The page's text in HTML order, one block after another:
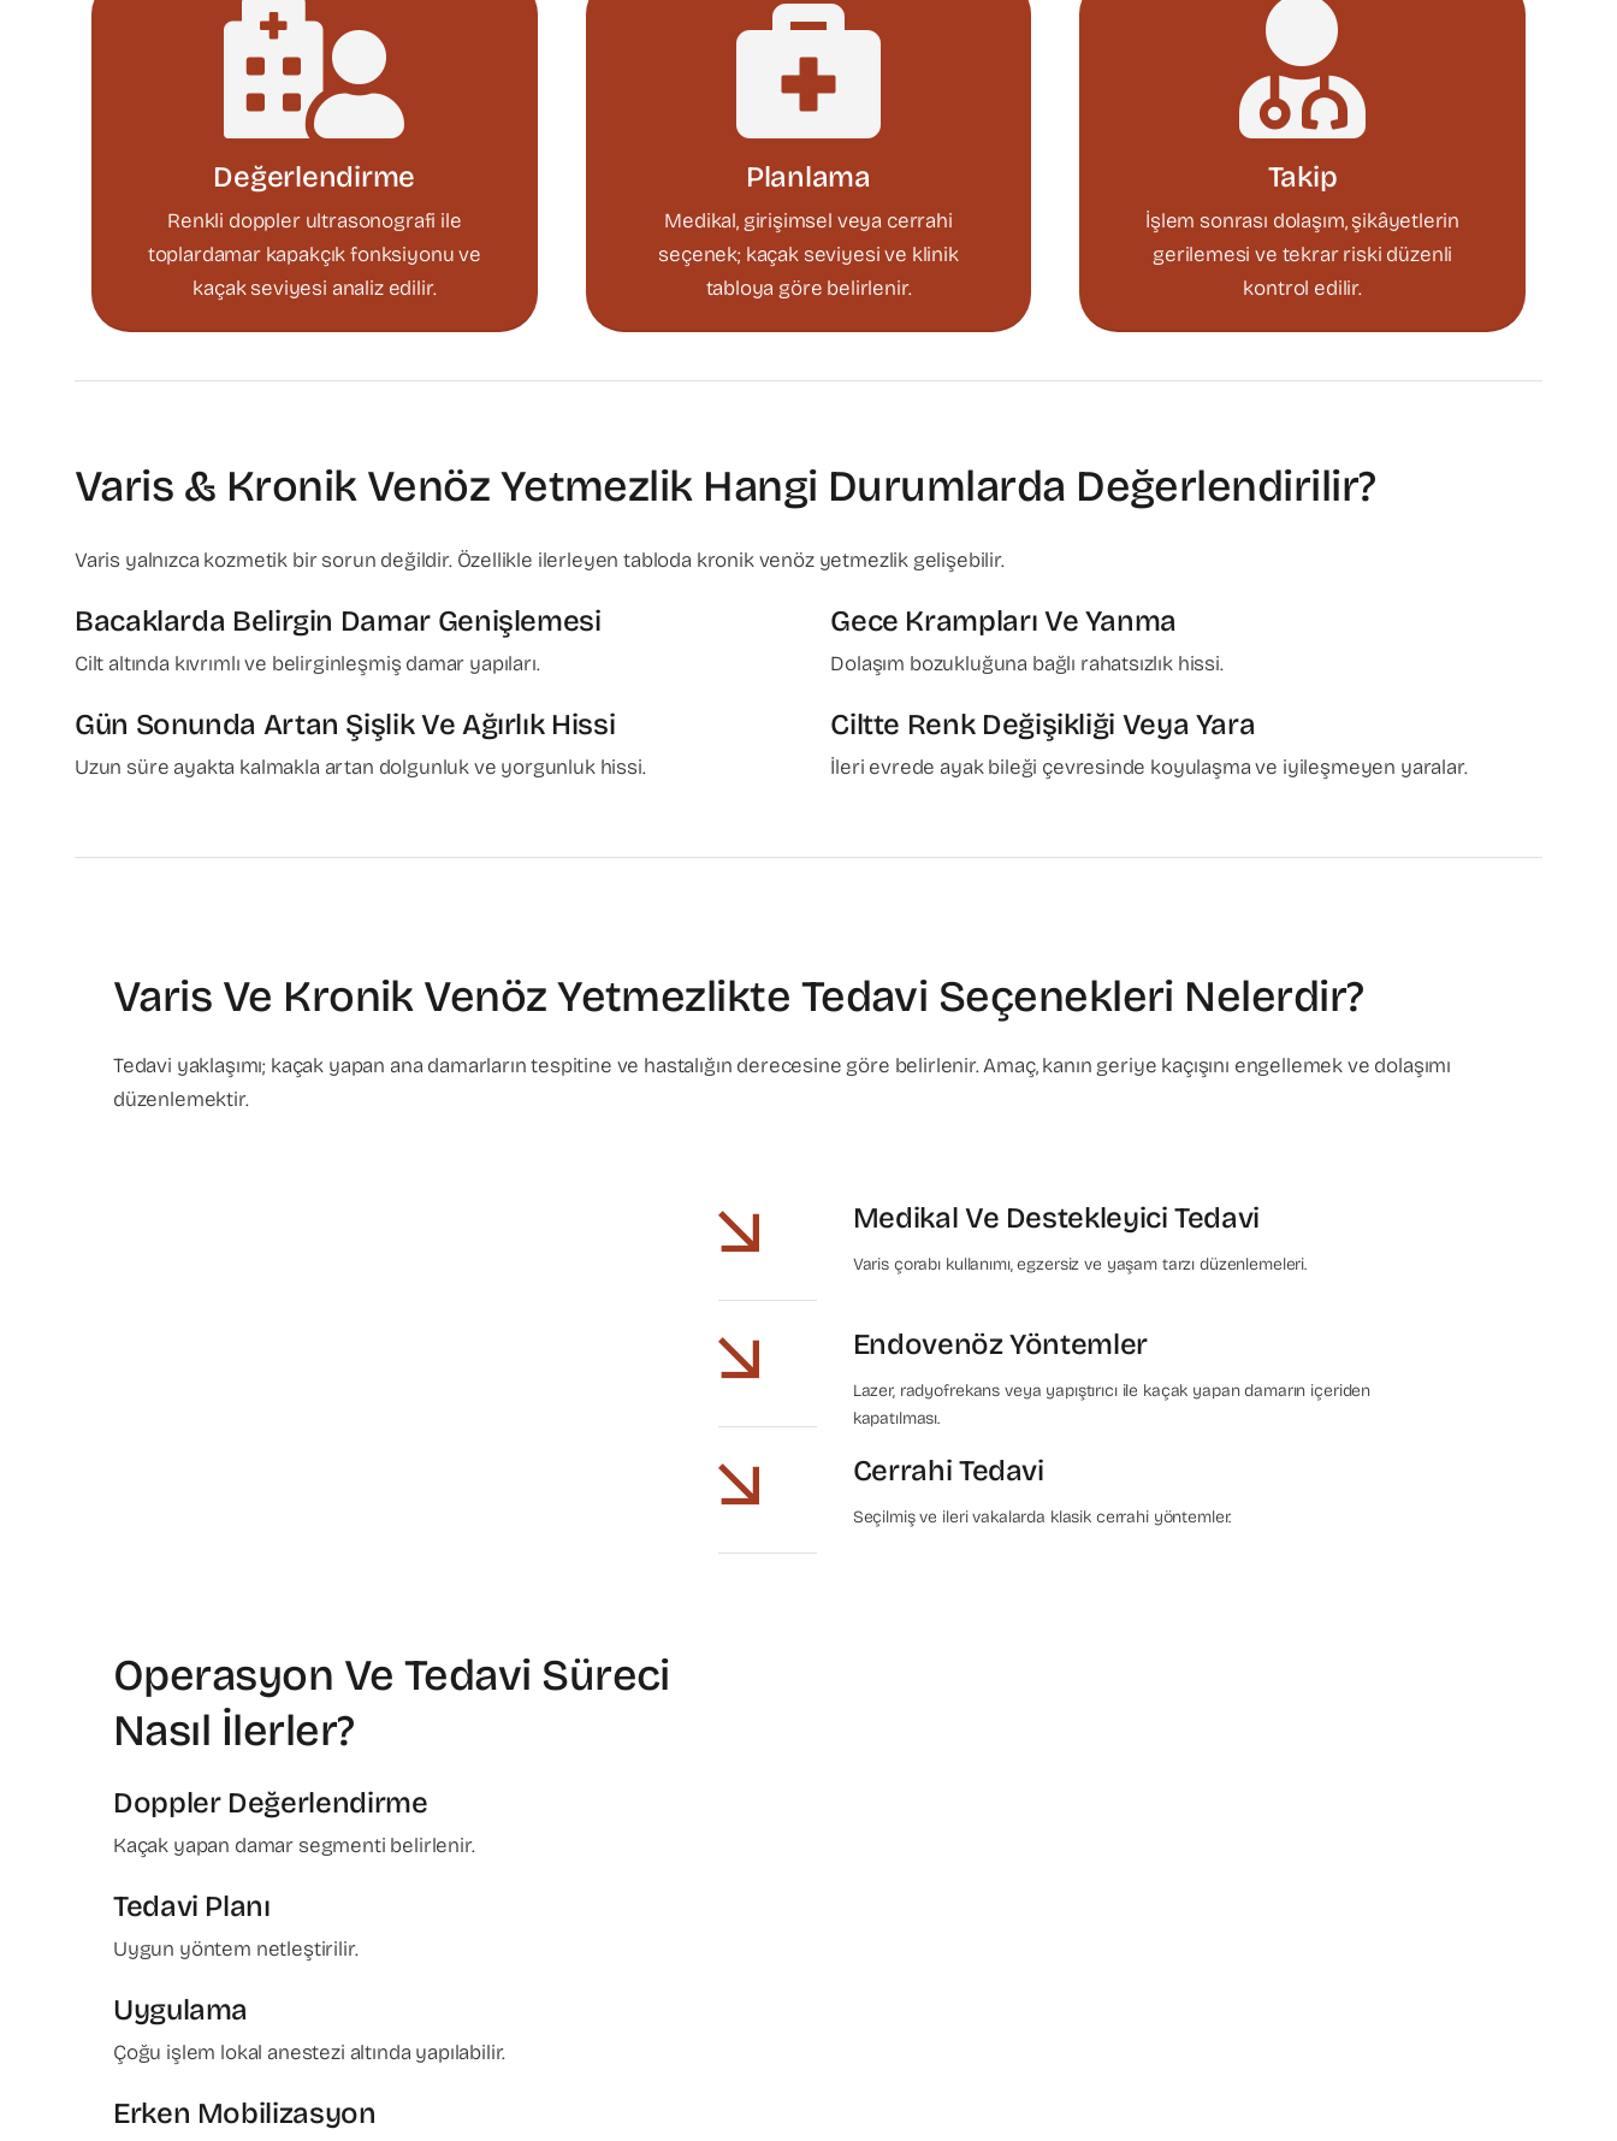
Değerlendirme
Renkli doppler ultrasonografi ile
toplardamar kapakçık fonksiyonu ve
kaçak seviyesi analiz edilir.
Planlama
Medikal, girişimsel veya cerrahi
seçenek; kaçak seviyesi ve klinik
tabloya göre belirlenir.
Takip
İşlem sonrası dolaşım, şikâyetlerin
gerilemesi ve tekrar riski düzenli
kontrol edilir.
Varis & Kronik Venöz Yetmezlik Hangi Durumlarda Değerlendirilir?
Varis yalnızca kozmetik bir sorun değildir. Özellikle ilerleyen tabloda kronik venöz yetmezlik gelişebilir.
Bacaklarda Belirgin Damar Genişlemesi
Cilt altında kıvrımlı ve belirginleşmiş damar yapıları.
Gün Sonunda Artan Şişlik Ve Ağırlık Hissi
Uzun süre ayakta kalmakla artan dolgunluk ve yorgunluk hissi.
Gece Krampları Ve Yanma
Dolaşım bozukluğuna bağlı rahatsızlık hissi.
Ciltte Renk Değişikliği Veya Yara
İleri evrede ayak bileği çevresinde koyulaşma ve iyileşmeyen yaralar.
Varis Ve Kronik Venöz Yetmezlikte Tedavi Seçenekleri Nelerdir?
Tedavi yaklaşımı; kaçak yapan ana damarların tespitine ve hastalığın derecesine göre belirlenir. Amaç, kanın geriye kaçışını engellemek ve dolaşımı
düzenlemektir.
Medikal Ve Destekleyici Tedavi
Varis çorabı kullanımı, egzersiz ve yaşam tarzı düzenlemeleri.
Endovenöz Yöntemler
Lazer, radyofrekans veya yapıştırıcı ile kaçak yapan damarın içeriden
kapatılması.
Cerrahi Tedavi
Seçilmiş ve ileri vakalarda klasik cerrahi yöntemler.
Operasyon Ve Tedavi Süreci
Nasıl İlerler?
Doppler Değerlendirme
Kaçak yapan damar segmenti belirlenir.
Tedavi Planı
Uygun yöntem netleştirilir.
Uygulama
Çoğu işlem lokal anestezi altında yapılabilir.
Erken Mobilizasyon